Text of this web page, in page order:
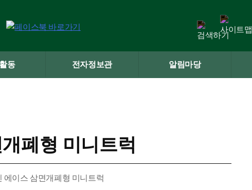
동 전자정보관 알림마당
폐형 미니트럭
에이스 삼면개폐형 미니트럭